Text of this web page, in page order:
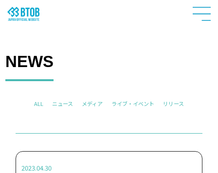
NEWS
ALL ニュース メディア ライブ・イベント リリース
2023.04.30